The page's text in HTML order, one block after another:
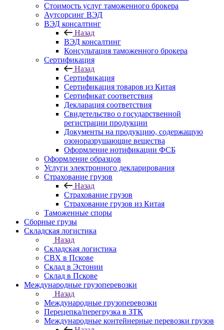
Стоимость услуг таможенного брокера
Аутсорсинг ВЭД
ВЭД консалтинг
Назад
ВЭД консалтинг
Консультация таможенного брокера
Сертификация
Назад
Сертификация
Сертификация товаров из Китая
Сертификат соответствия
Декларация соответствия
Свидетельство о государственной
регистрации продукции
Документы на продукцию, содержащую
озоноразрушающие вещества
Оформление нотификации ФСБ
Оформление образцов
Услуги электронного декларирования
Страхование грузов
Назад
Страхование грузов
Страхование грузов из Китая
Таможенные споры
Сборные грузы
Складская логистика
Назад
Складская логистика
СВХ в Пскове
Склад в Эстонии
Склад в Пскове
Международные грузоперевозки
Назад
Международные грузоперевозки
Перецепка/перегрузка в ЗТК
Международные контейнерные перевозки грузов